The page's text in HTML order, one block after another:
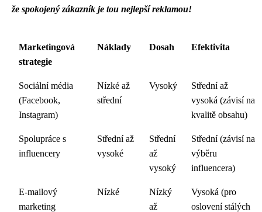
že spokojený zákazník je tou nejlepší reklamou!
Marketingová
strategie
Náklady Dosah Efektivita
Sociální média
(Facebook,
Instagram)
Nízké až
střední
Vysoký
Střední až
vysoká (závisí na
kvalitě obsahu)
Spolupráce s
influencery
Střední až
vysoké
Střední
až
vysoký
Střední (závisí na
výběru
influencera)
E-mailový
marketing
Nízké
Nízký
až
Vysoká (pro
oslovení stálých